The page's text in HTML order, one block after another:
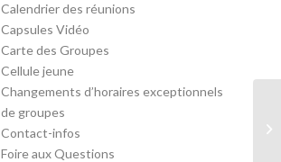
Calendrier des réunions
Capsules Vidéo
Carte des Groupes
Cellule jeune
Changements d’horaires exceptionnels
de groupes
Contact-infos
Foire aux Questions